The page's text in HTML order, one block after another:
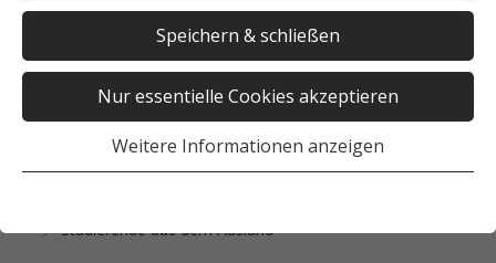
Speichern & schließen
Nur essentielle Cookies akzeptieren
Weitere Informationen anzeigen
Studierende aus dem Ausland